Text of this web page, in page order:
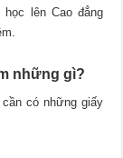
lên Cao đẳng
những gì?
cần có những giấy